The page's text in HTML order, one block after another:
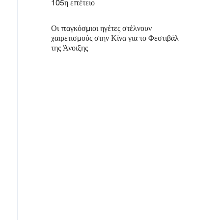
105η επέτειο
Οι παγκόσμιοι ηγέτες στέλνουν
χαιρετισμούς στην Κίνα για το Φεστιβάλ
της Άνοιξης